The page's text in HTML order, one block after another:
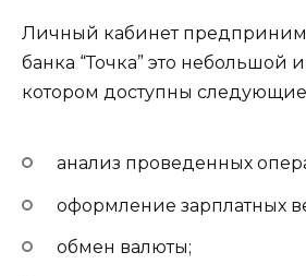
Личный кабинет
банка “Точка” это небольшой
котором доступны
анализ проведенных
оформление зарплатных
обмен валюты;